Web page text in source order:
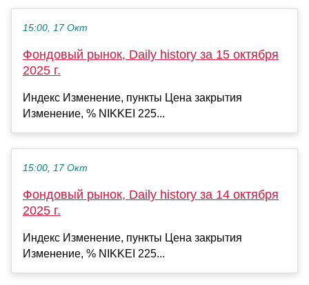
15:00, 17 Окт
Фондовый рынок, Daily history за 15 октября
2025 г.
Индекс Изменение, пункты Цена закрытия
Изменение, % NIKKEI 225...
15:00, 17 Окт
Фондовый рынок, Daily history за 14 октября
2025 г.
Индекс Изменение, пункты Цена закрытия
Изменение, % NIKKEI 225...